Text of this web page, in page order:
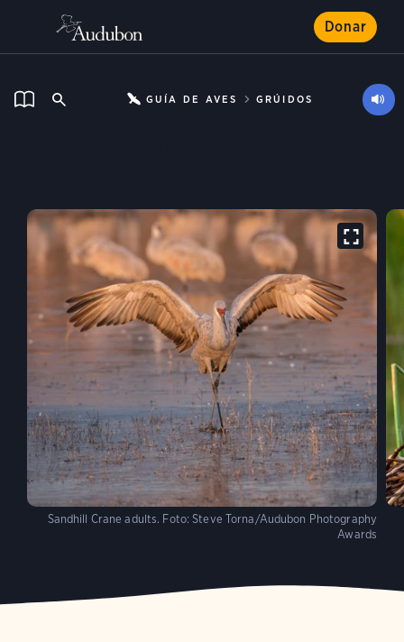
Donar
GUÍA DE AVES GRÚIDOS
Sandhill Crane adults. Foto: Steve Torna/Audubon Photography
Awards